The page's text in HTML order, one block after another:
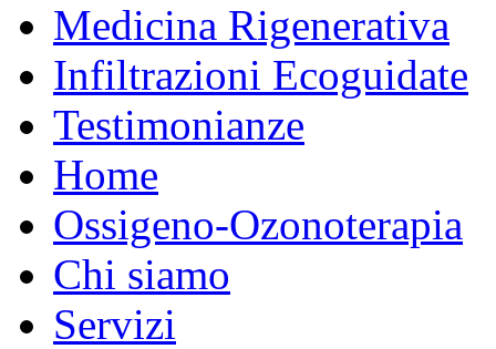
Medicina Rigenerativa
Infiltrazioni Ecoguidate
Testimonianze
Home
Ossigeno-Ozonoterapia
Chi siamo
Servizi